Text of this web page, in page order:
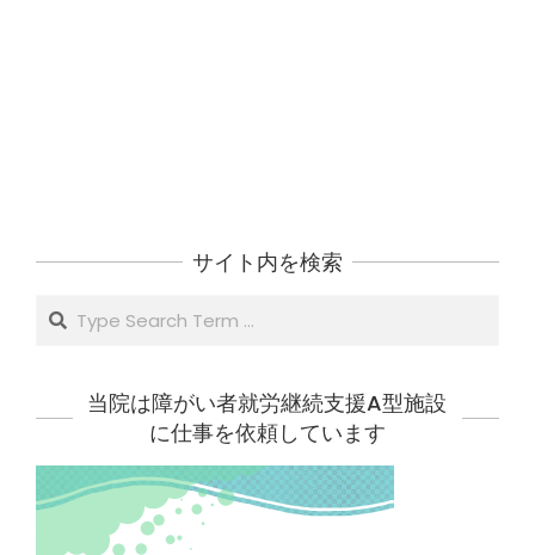
サイト内を検索
Search
当院は障がい者就労継続支援A型施設
に仕事を依頼しています